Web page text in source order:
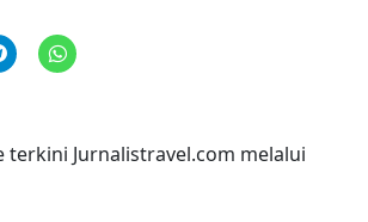
terkini Jurnalistravel.com melalui